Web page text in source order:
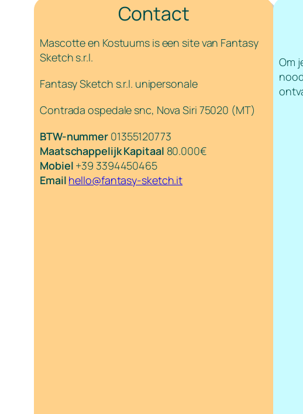
Contact
Mascotte en Kostuums is een site van Fantasy
Sketch s.r.l.
Fantasy Sketch s.r.l. unipersonale
Contrada ospedale snc, Nova Siri 75020 (MT)
BTW-nummer 01355120773
Maatschappelijk Kapitaal 80.000€
Mobiel +39 3394450465
Email hello@fantasy-sketch.it
Om